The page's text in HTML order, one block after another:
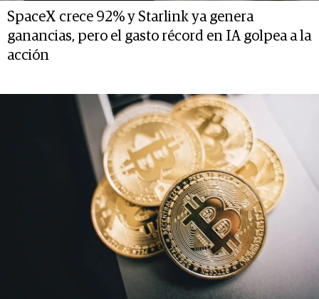
SpaceX crece 92% y Starlink ya genera
ganancias, pero el gasto récord en IA golpea a la
acción